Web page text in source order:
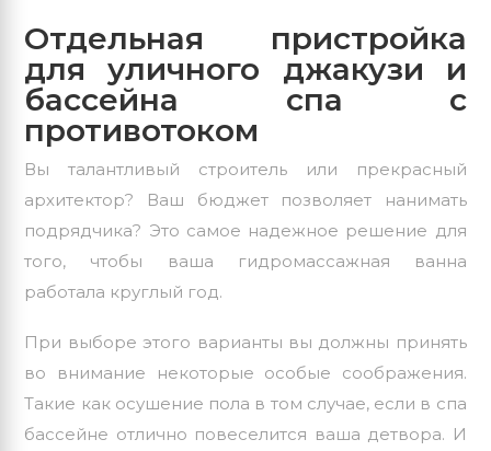
Отдельная пристройка
для уличного джакузи и
бассейна спа с
противотоком
Вы талантливый строитель или прекрасный
архитектор? Ваш бюджет позволяет нанимать
подрядчика? Это самое надежное решение для
того, чтобы ваша гидромассажная ванна
работала круглый год.
При выборе этого варианты вы должны принять
во внимание некоторые особые соображения.
Такие как осушение пола в том случае, если в спа
бассейне отлично повеселится ваша детвора. И